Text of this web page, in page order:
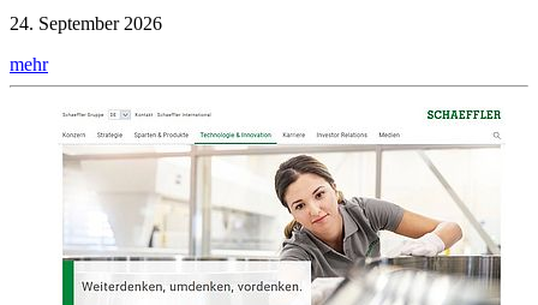
24. September 2026
mehr